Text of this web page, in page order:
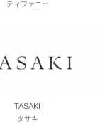
ティファニー
TASAKI
タサキ